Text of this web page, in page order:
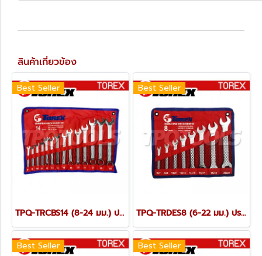
สินค้าเกี่ยวข้อง
Best Seller
TPQ-TRCBS14 (8-24 มม.) ประแจแหวนข้างปากตายชุด 14 ตัว TOREX
Best Seller
TPQ-TRDES8 (6-22 มม.) ประแจปากตายชุด 8 ตัว TOREX
Best Seller Best Seller